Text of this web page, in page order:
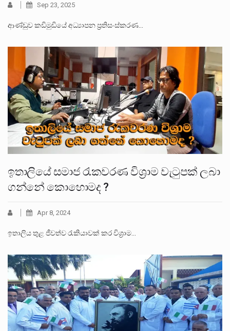
Sep 23, 2025
ආණ්ඩුව කඩිමුඩියේ අධ්‍යාපන ප්‍රතිසංස්කරණ…
ඉතාලියේ සමාජ රැකවරණ විශ්‍රාම වැටුපක් ලබා
ගන්නේ කොහොමද ?
Apr 8, 2024
ඉතාලිය තුළ ජීවත්ව රැකියාවක් කර විශ්‍රාම…